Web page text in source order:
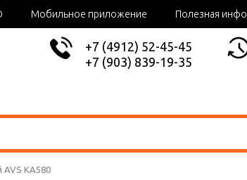
Мобильное приложение Полезная
+7 (4912) 52-45-45
+7 (903) 839-19-35
KA580